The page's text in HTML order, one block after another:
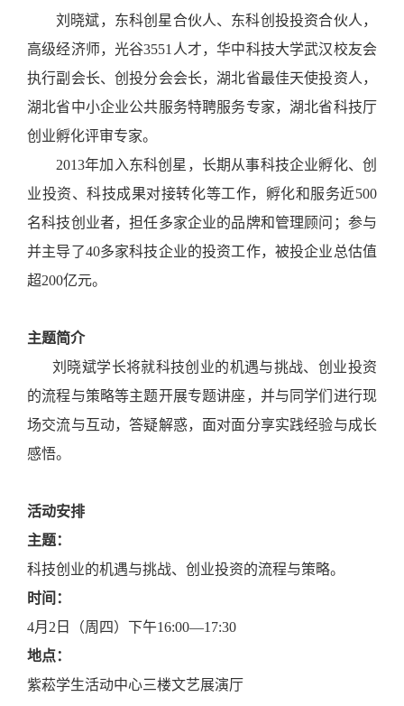
刘晓斌，东科创星合伙人、东科创投投资合伙人，
高级经济师，光谷3551人才，华中科技大学武汉校友会
执行副会长、创投分会会长，湖北省最佳天使投资人，
湖北省中小企业公共服务特聘服务专家，湖北省科技厅
创业孵化评审专家。
2013年加入东科创星，长期从事科技企业孵化、创
业投资、科技成果对接转化等工作，孵化和服务近500
名科技创业者，担任多家企业的品牌和管理顾问；参与
并主导了40多家科技企业的投资工作，被投企业总估值
超200亿元。
主题简介
刘晓斌学长将就科技创业的机遇与挑战、创业投资
的流程与策略等主题开展专题讲座，并与同学们进行现
场交流与互动，答疑解惑，面对面分享实践经验与成长
感悟。
活动安排
主题：
科技创业的机遇与挑战、创业投资的流程与策略。
时间：
4月2日（周四）下午16:00—17:30
地点：
紫菘学生活动中心三楼文艺展演厅